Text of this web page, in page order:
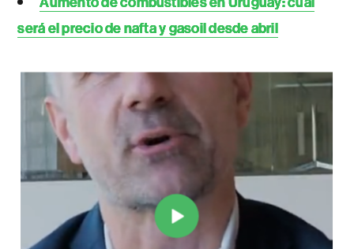
será el precio de nafta y gasoil desde abril